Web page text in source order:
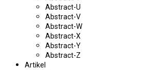
Abstract-U
Abstract-V
Abstract-W
Abstract-X
Abstract-Y
Abstract-Z
Artikel